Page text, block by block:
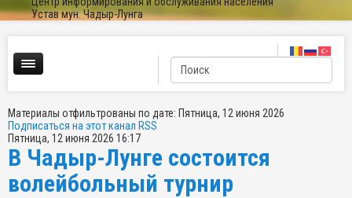
Устав мун. Чадыр-Лунга
Материалы отфильтрованы по дате: Пятница, 12 июня 2026
Подписаться на этот канал RSS
Пятница, 12 июня 2026 16:17
В Чадыр-Лунге состоится
волейбольный турнир